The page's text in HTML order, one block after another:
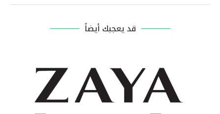
قد يعجبك أيضاً